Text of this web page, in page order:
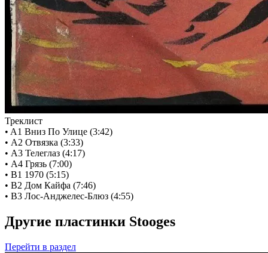
Треклист
• A1 Вниз По Улице (3:42)
• A2 Отвязка (3:33)
• A3 Телеглаз (4:17)
• A4 Грязь (7:00)
• B1 1970 (5:15)
• B2 Дом Кайфа (7:46)
• B3 Лос-Анджелес-Блюз (4:55)
Другие пластинки Stooges
Перейти в раздел